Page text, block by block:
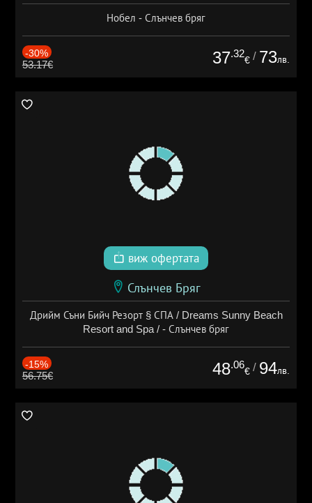
Нобел - Слънчев бряг
-30%
53.17€ 37.32
€ / 73лв.
виж офертата
Слънчев Бряг
Дрийм Съни Бийч Резорт § СПА / Dreams Sunny Beach
Resort and Spa / - Слънчев бряг
-15%
56.75€ 48.06
€ / 94лв.